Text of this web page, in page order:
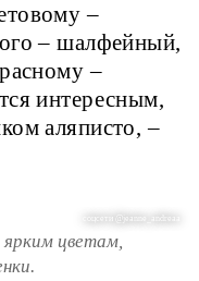
–
– шалфейный,
–
интересным,
аляписто, –
соцсети @jeanne_andreaa
ярким цветам,